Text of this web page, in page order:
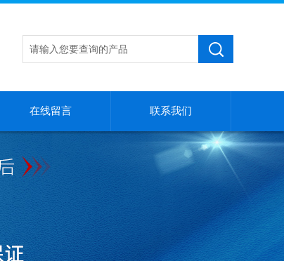
在线留言 联系我们